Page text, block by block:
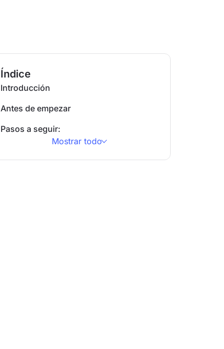
Índice
Introducción
Antes de empezar
Pasos a seguir:
Mostrar todo